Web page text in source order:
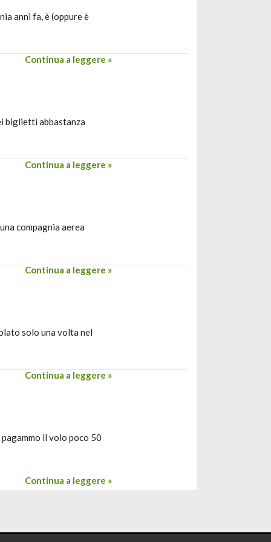
anni fa, è (oppure è
Continua a leggere »
biglietti abbastanza
Continua a leggere »
compagnia aerea
Continua a leggere »
solo una volta nel
Continua a leggere »
il volo poco 50
Continua a leggere »